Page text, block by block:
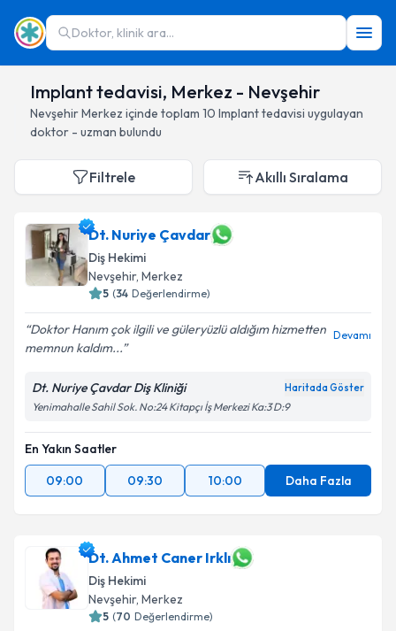
Doktor, klinik ara...
Implant tedavisi, Merkez - Nevşehir
NevşehirMerkez içinde toplam 10 Implant tedavisi uygulayan
doktor - uzman bulundu
Filtrele Akıllı Sıralama
Dt. Nuriye Çavdar
Diş Hekimi
Nevşehir, Merkez
5 (34 Değerlendirme)
Doktor Hanım çok ilgili ve güleryüzlü aldığım hizmetten
memnun kaldım...
Devamı
Dt. Nuriye Çavdar Diş Kliniği Haritada Göster
Yenimahalle Sahil Sok. No:24 Kitapçı İş Merkezi Ka:3 D:9
En Yakın Saatler
09:00
09:30 10:00 Daha Fazla
Dt. Ahmet Caner Irklı
Diş Hekimi
Nevşehir, Merkez
5 (70 Değerlendirme)